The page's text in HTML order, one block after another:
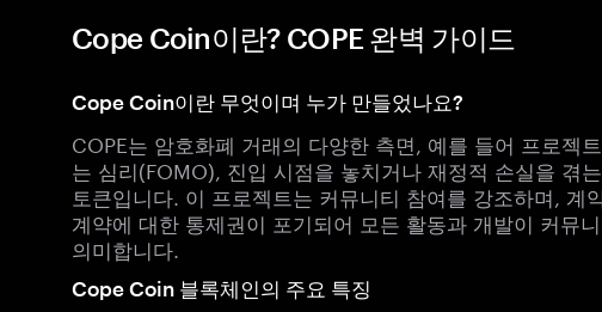
Cope Coin이란? COPE 완벽 가이드
Cope Coin이란 무엇이며 누가 만들었나요?
COPE는 암호화폐 거래의 다양한 측면, 예를 들어 프로젝
는 심리(FOMO), 진입 시점을 놓치거나 재정적 손실을 겪
토큰입니다. 이 프로젝트는 커뮤니티 참여를 강조하며, 계
계약에 대한 통제권이 포기되어 모든 활동과 개발이 커뮤
의미합니다.
Cope Coin 블록체인의 주요 특징